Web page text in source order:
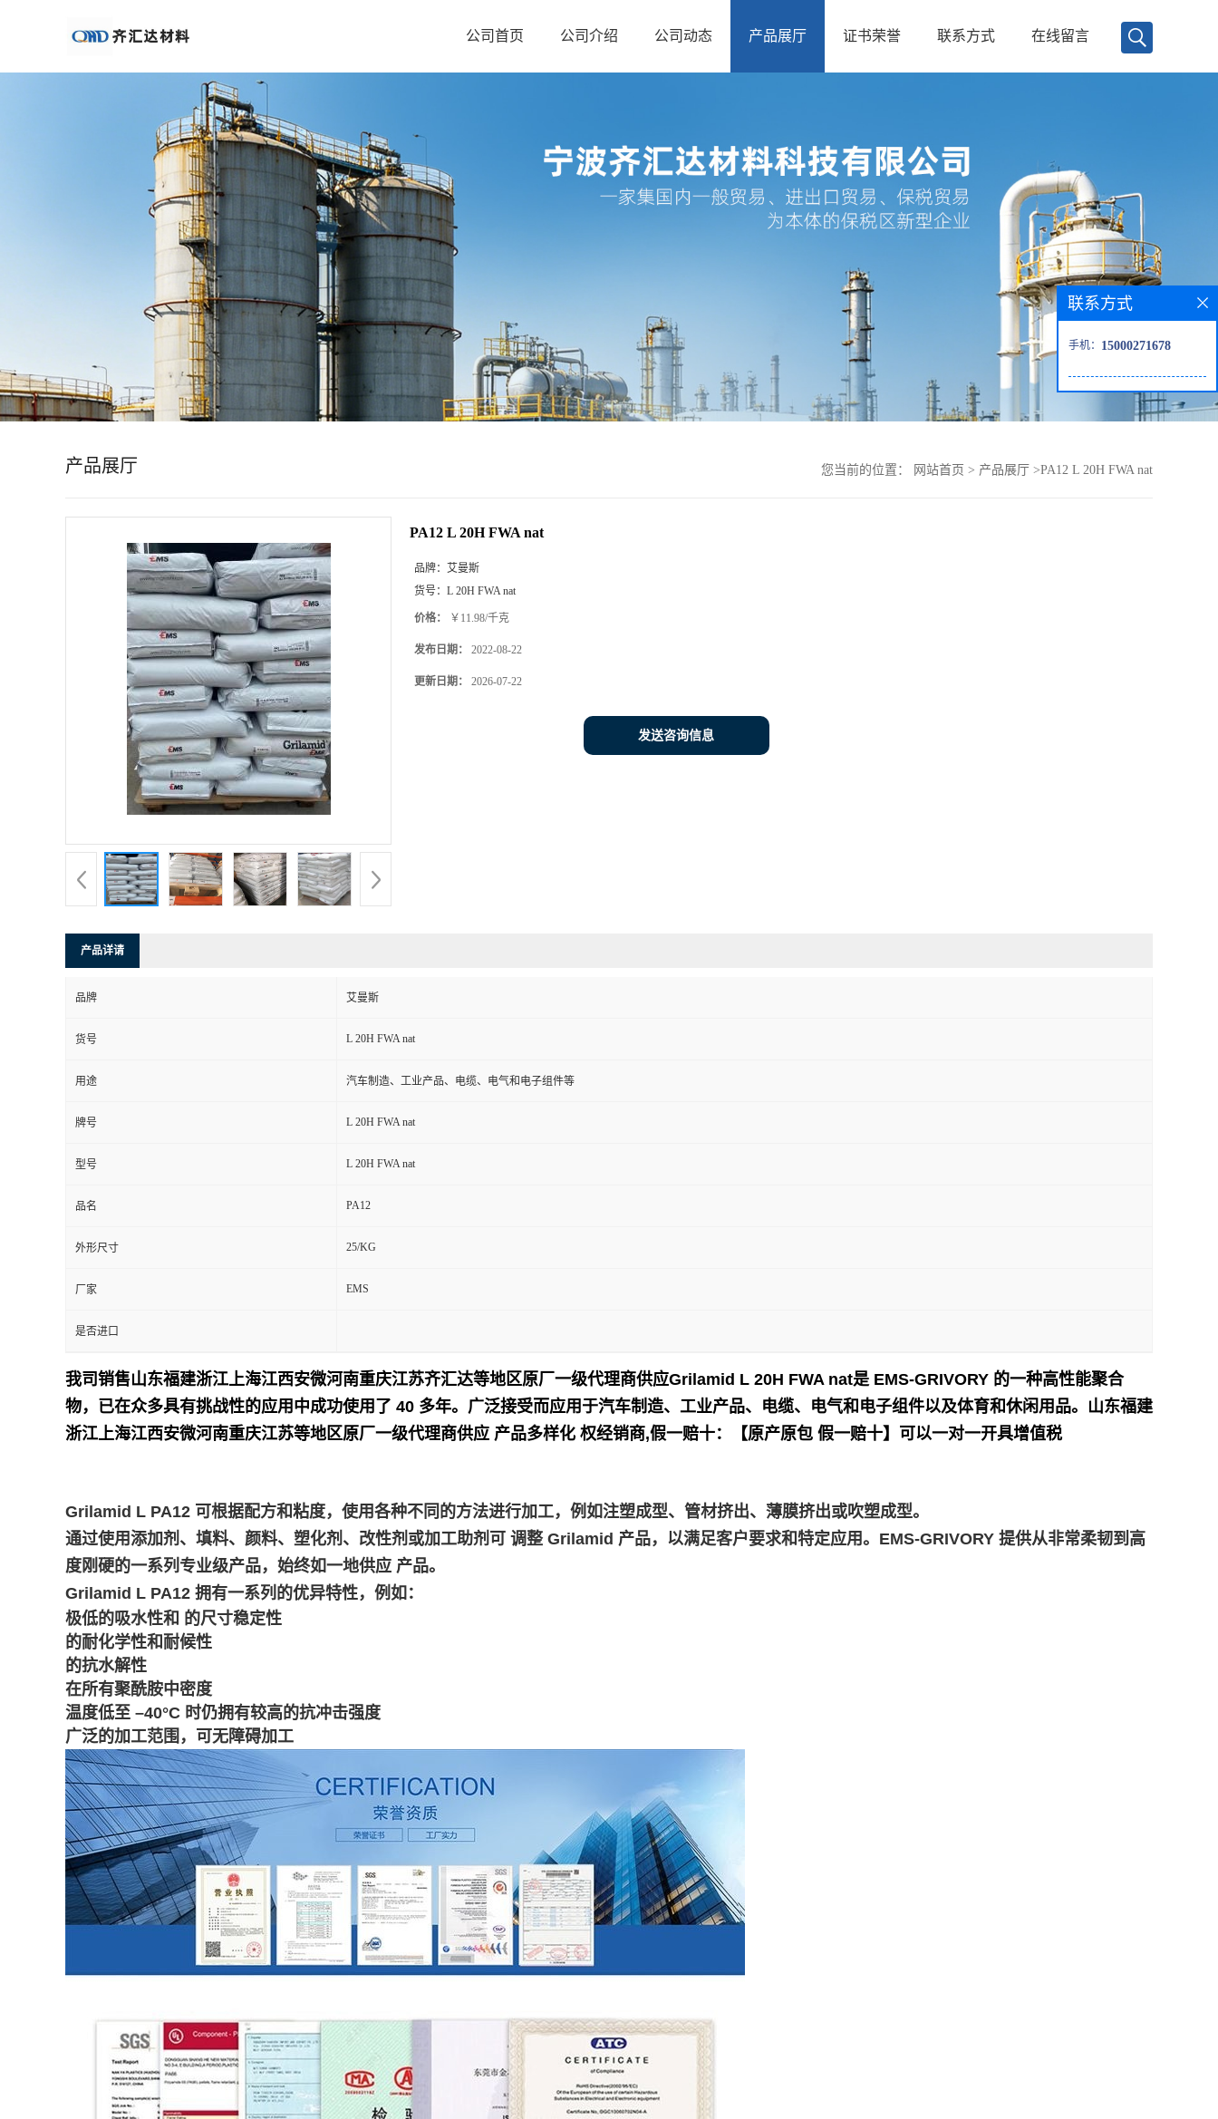
绍
公司首页 公司介绍 公司动态 产品展厅 证书荣誉 联系方式 在线留言
产品展厅 您当前的位置： 网站首页 > 产品展厅 >PA12 L 20H FWA nat
PA12 L 20H FWA nat
品牌： 艾曼斯
货号： L 20H FWA nat
价格： ￥11.98/千克
发布日期： 2022-08-22
更新日期： 2026-07-22
发送咨询信息
产品详请
品牌 艾曼斯
货号 L 20H FWA nat
用途 汽车制造、工业产品、电缆、电气和电子组件等
牌号 L 20H FWA nat
型号 L 20H FWA nat
品名 PA12
外形尺寸 25/KG
厂家 EMS
是否进口
我司销售山东福建浙江上海江西安微河南重庆江苏齐汇达等地区原厂一级代理商供应Grilamid L 20H FWA nat是 EMS-GRIVORY 的一种高性能聚合
物，已在众多具有挑战性的应用中成功使用了 40 多年。 广泛接受而应用于汽车制造、工业产品、电缆、电气和电子组件以及体育和休闲用品。 山东福建
浙江上海江西安微河南重庆江苏等地区原厂一级代理商供应 产品多样化 权经销商,假一赔十：【原产原包 假一赔十】可以一对一开具增值税
Grilamid L PA12 可根据配方和粘度，使用各种不同的方法进行加工，例如注塑成型、管材挤出、薄膜挤出或吹塑成型。
通过使用添加剂、填料、颜料、塑化剂、改性剂或加工助剂可 调整 Grilamid 产品，以满足客户要求和特定应用。EMS-GRIVORY 提供从非常柔韧到高
度刚硬的一系列专业级产品，始终如一地供应 产品。
Grilamid L PA12 拥有一系列的优异特性，例如：
极低的吸水性和 的尺寸稳定性
的耐化学性和耐候性
的抗水解性
在所有聚酰胺中密度
温度低至 –40°C 时仍拥有较高的抗冲击强度
广泛的加工范围，可无障碍加工
联系方式
手机： 15000271678